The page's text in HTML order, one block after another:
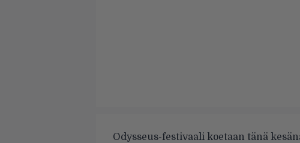
Odysseus-festivaali koetaan tänä